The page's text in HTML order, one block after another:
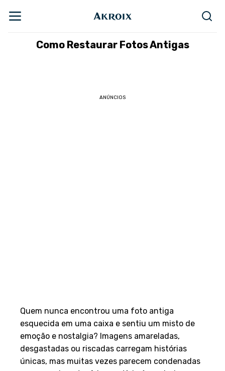
Como Restaurar Fotos Antigas
ANÚNCIOS
Quem nunca encontrou uma foto antiga
esquecida em uma caixa e sentiu um misto de
emoção e nostalgia? Imagens amareladas,
desgastadas ou riscadas carregam histórias
únicas, mas muitas vezes parecem condenadas